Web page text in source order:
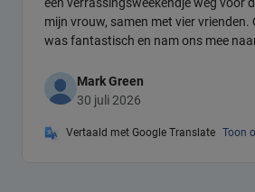
mijn vrouw, samen met vier vrienden.
was fantastisch en nam ons mee
voor toiletbezoek en een drankje. Dit
geweldige manier om een groot deel
Mark Green
30 juli 2026
Vertaald met Google Translate Toon